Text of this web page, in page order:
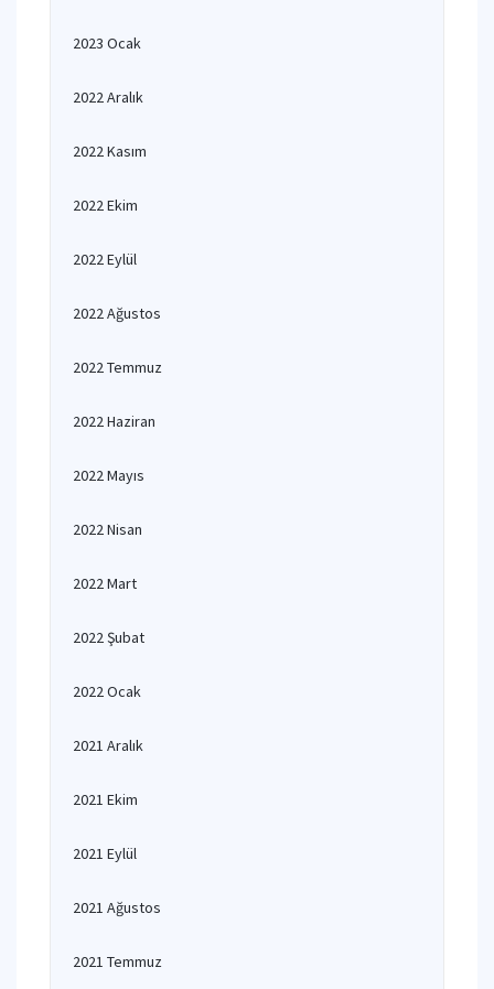
2023 Ocak
2022 Aralık
2022 Kasım
2022 Ekim
2022 Eylül
2022 Ağustos
2022 Temmuz
2022 Haziran
2022 Mayıs
2022 Nisan
2022 Mart
2022 Şubat
2022 Ocak
2021 Aralık
2021 Ekim
2021 Eylül
2021 Ağustos
2021 Temmuz